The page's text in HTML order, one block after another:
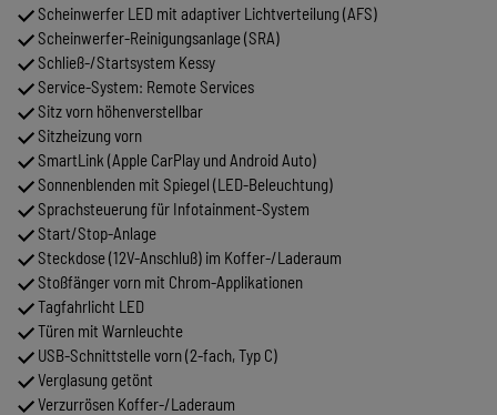
Scheinwerfer LED mit adaptiver Lichtverteilung (AFS)
Scheinwerfer-Reinigungsanlage (SRA)
Schließ-/Startsystem Kessy
Service-System: Remote Services
Sitz vorn höhenverstellbar
Sitzheizung vorn
SmartLink (Apple CarPlay und Android Auto)
Sonnenblenden mit Spiegel (LED-Beleuchtung)
Sprachsteuerung für Infotainment-System
Start/Stop-Anlage
Steckdose (12V-Anschluß) im Koffer-/Laderaum
Stoßfänger vorn mit Chrom-Applikationen
Tagfahrlicht LED
Türen mit Warnleuchte
USB-Schnittstelle vorn (2-fach, Typ C)
Verglasung getönt
Verzurrösen Koffer-/Laderaum